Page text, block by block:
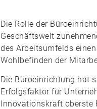
Die Rolle der
Geschäftswelt
des Arbeitsumfelds
Wohlbefinden der
Die Büroeinrichtung hat
Erfolgsfaktor für
Innovationskraft oberste